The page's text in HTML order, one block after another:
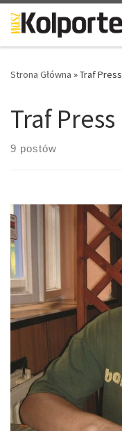
Skip to content
Strona Główna »Traf Press
Traf Press
9 postów